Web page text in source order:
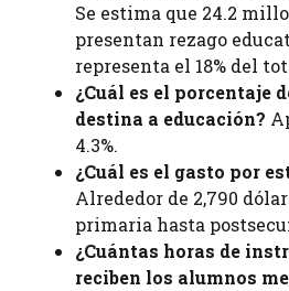
Se estima que 24.2
presentan rezago
representa el 18% del
¿Cuál es el porcentaje
destina a educación?
4.3%.
¿Cuál es el gasto por
Alrededor de 2,790
primaria hasta
¿Cuántas horas de
reciben los alumnos